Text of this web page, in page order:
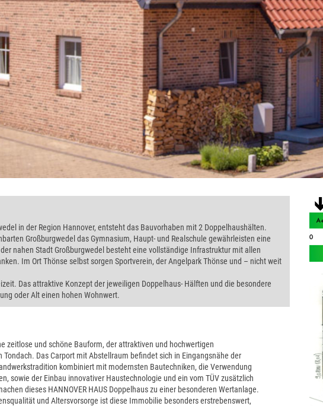
in der Region Hannover, entsteht das Bauvorhaben mit 2 Doppelhaushälten.
Großburgwedel das Gymnasium, Haupt- und Realschule gewährleisten eine
nahen Stadt Großburgwedel besteht eine vollständige Infrastruktur mit allen
Im Ort Thönse selbst sorgen Sportverein, der Angelpark Thönse und – nicht weit
Das attraktive Konzept der jeweiligen Doppelhaus- Hälften und die besondere
oder Alt einen hohen Wohnwert.
zeitlose und schöne Bauform, der attraktiven und hochwertigen
Das Carport mit Abstellraum befindet sich in Eingangsnähe der
kombiniert mit modernsten Bautechniken, die Verwendung
sowie der Einbau innovativer Haustechnologie und ein vom TÜV zusätzlich
dieses HANNOVER HAUS Doppelhaus zu einer besonderen Wertanlage.
und Altersvorsorge ist diese Immobilie besonders erstrebenswert,